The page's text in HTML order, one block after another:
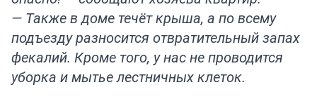
— Также в доме течёт крыша, а по всему
подъезду разносится отвратительный запах
фекалий. Кроме того, у нас не проводится
уборка и мытье лестничных клеток.